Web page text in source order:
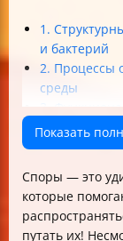
1.
и бактерий
2. Процессы
среды
3.
спор
4.
А теперь
Заключение
Показать
Споры — это
которые
путать их!